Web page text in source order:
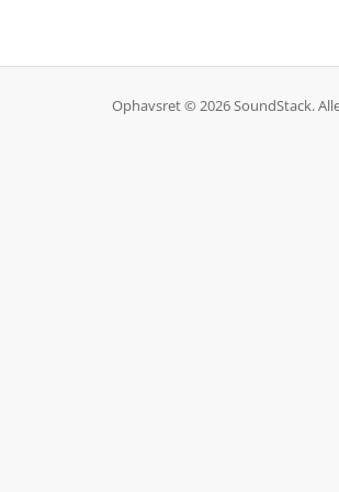
Ophavsret © 2026 SoundStack.